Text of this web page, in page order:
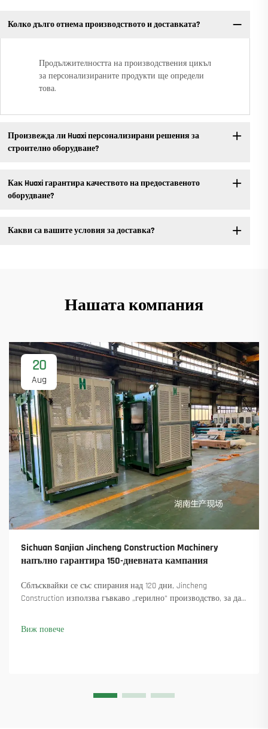
Колко дълго отнема производството и доставката?
Продължителността на производствения цикъл
за персонализираните продукти ще определи
това.
Произвежда ли Huaxi персонализирани решения за
строително оборудване?
Как Huaxi гарантира качеството на предоставеното
оборудване?
Какви са вашите условия за доставка?
Нашата компания
20
Aug
Sichuan Sanjian Jincheng Construction Machinery
напълно гарантира 150-дневната кампания
Сблъсквайки се със спирания над 120 дни, Jincheng
Construction използва гъвкаво „герилно“ производство, за да
Вижте как са поддържали производството в движение.
Виж повече